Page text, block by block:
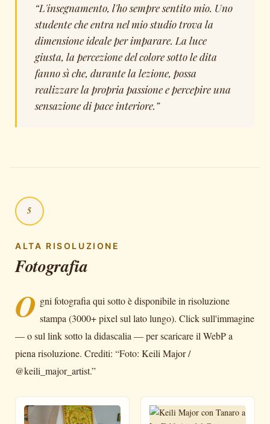
“L'insegnamento, l'ho sempre sentito mio. Uno
studente che entra nel mio studio trova la
dimensione ideale per imparare. La luce
giusta, la percezione del colore sotto le dita
fanno sì che, durante la lezione, possa
realizzare la propria passione e percepire una
sensazione di pace interiore.”
5
ALTA RISOLUZIONE
Fotografia
O gni fotografia qui sotto è disponibile in risoluzione
stampa (3000+ pixel sul lato lungo). Click sull'immagine
— o sul link sotto la didascalia — per scaricare il WebP a
piena risoluzione. Crediti: “Foto: Keili Major /
@keili_major_artist.”